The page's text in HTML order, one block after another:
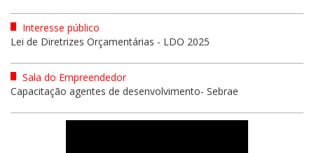
Interesse público
Lei de Diretrizes Orçamentárias - LDO 2025
Sala do Empreendedor
Capacitação agentes de desenvolvimento- Sebrae